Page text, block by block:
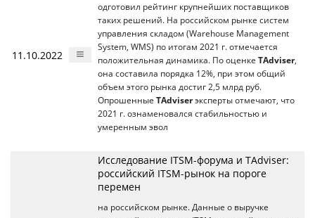
11.10.2022
одготовил рейтинг крупнейших поставщиков
таких решений. На российском рынке систем
управления складом (Warehouse Management
System, WMS) по итогам 2021 г. отмечается
положительная динамика. По оценке TAdviser,
она составила порядка 12%, при этом общий
объем этого рынка достиг 2,5 млрд руб.
Опрошенные TAdviserэксперты отмечают, что
2021 г. ознаменовался стабильностью и
умеренным эвол
Исследование ITSM-форума и TAdviser:
российский ITSM-рынок на пороге
перемен
на российском рынке. Данные о выручке